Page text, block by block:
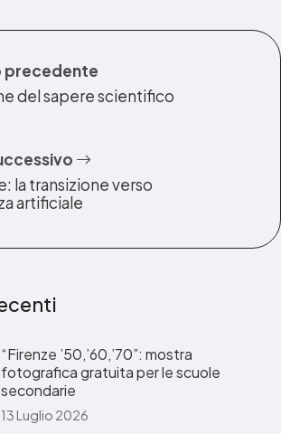
precedente
del sapere scientifico
la transizione verso
artificiale
“Firenze ’50,’60,’70”: mostra
fotografica gratuita per le scuole
secondarie
13 Luglio 2026